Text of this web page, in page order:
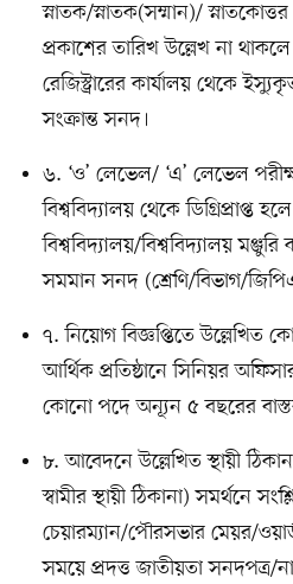
স্নাতক/স্নাতক(সম্মান)/
প্রকাশের তারিখ উল্লেখ না থাকলে
রেজিস্ট্রারের কার্যালয় থেকে
সংক্রান্ত সনদ।
৬. ‘ও’ লেভেল/ ‘এ’ লেভেল
বিশ্ববিদ্যালয় থেকে ডিগ্রিপ্রাপ্ত
বিশ্ববিদ্যালয়/বিশ্ববিদ্যালয়
সমমান সনদ (শ্রেণি/বিভাগ/
৭. নিয়োগ বিজ্ঞপ্তিতে উল্লেখিত
আর্থিক প্রতিষ্ঠানে সিনিয়র
কোনো পদে অন্যূন ৫ বছরের
৮. আবেদনে উল্লেখিত স্থায়ী
স্বামীর স্থায়ী ঠিকানা) সমর্থনে
চেয়ারম্যান/পৌরসভার মেয়র/
সময়ে প্রদত্ত জাতীয়তা সনদপত্র/